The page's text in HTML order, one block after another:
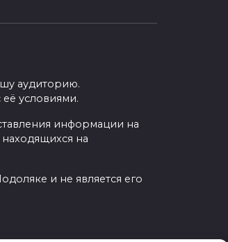
аудиторию.
её условиями.
информации на
на
и не является его